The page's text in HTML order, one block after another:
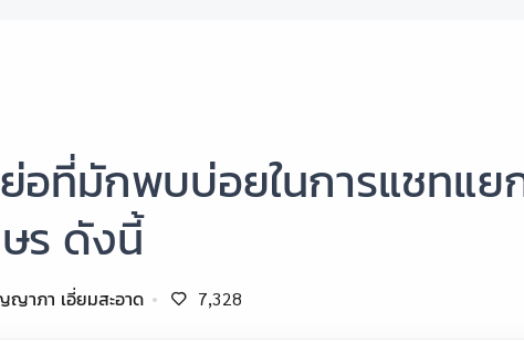
อที่มักพบบ่อยในการแชทแ
ร ดังนี้
ญาภา เอี่ยมสะอาด 7,328